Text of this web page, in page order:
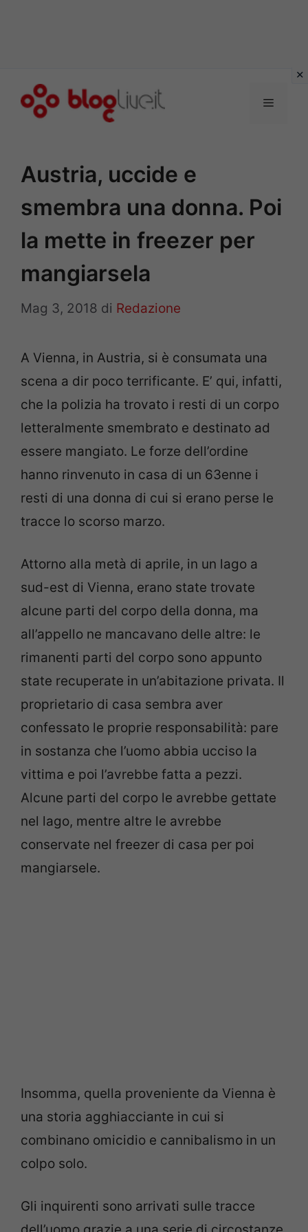
Menu
Austria, uccide e
smembra una donna. Poi
la mette in freezer per
mangiarsela
Mag 3, 2018 di Redazione
A Vienna, in Austria, si è consumata una
scena a dir poco terrificante. E’ qui, infatti,
che la polizia ha trovato i resti di un corpo
letteralmente smembrato e destinato ad
essere mangiato. Le forze dell’ordine
hanno rinvenuto in casa di un 63enne i
resti di una donna di cui si erano perse le
tracce lo scorso marzo.
Attorno alla metà di aprile, in un lago a
sud-est di Vienna, erano state trovate
alcune parti del corpo della donna, ma
all’appello ne mancavano delle altre: le
rimanenti parti del corpo sono appunto
state recuperate in un’abitazione privata. Il
proprietario di casa sembra aver
confessato le proprie responsabilità: pare
in sostanza che l’uomo abbia ucciso la
vittima e poi l’avrebbe fatta a pezzi.
Alcune parti del corpo le avrebbe gettate
nel lago, mentre altre le avrebbe
conservate nel freezer di casa per poi
mangiarsele.
Insomma, quella proveniente da Vienna è
una storia agghiacciante in cui si
combinano omicidio e cannibalismo in un
colpo solo.
Gli inquirenti sono arrivati sulle tracce